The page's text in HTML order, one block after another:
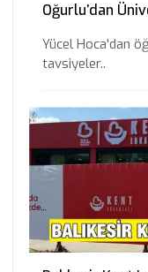
Oğurlu’dan
Yücel Hoca'dan
tavsiyeler..